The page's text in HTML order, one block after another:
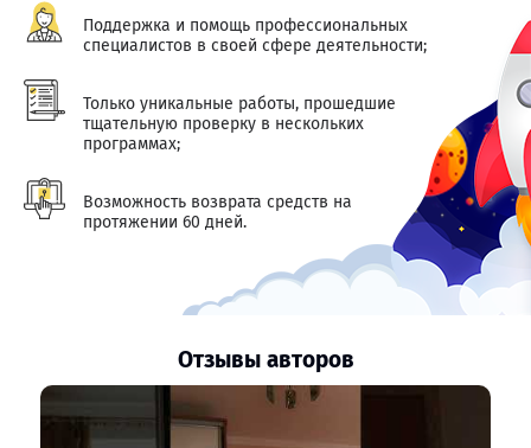
Поддержка и помощь профессиональных
специалистов в своей сфере деятельности;
Только уникальные работы, прошедшие
тщательную проверку в нескольких
программах;
Возможность возврата средств на
протяжении 60 дней.
Отзывы авторов